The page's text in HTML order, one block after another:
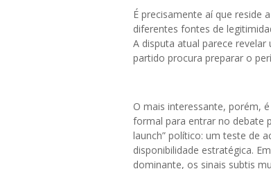
É precisamente aí que reside
diferentes fontes de
A disputa atual parece
partido procura preparar o
O mais interessante, porém,
formal para entrar no debate
launch” político: um teste de
disponibilidade estratégica.
dominante, os sinais subtis